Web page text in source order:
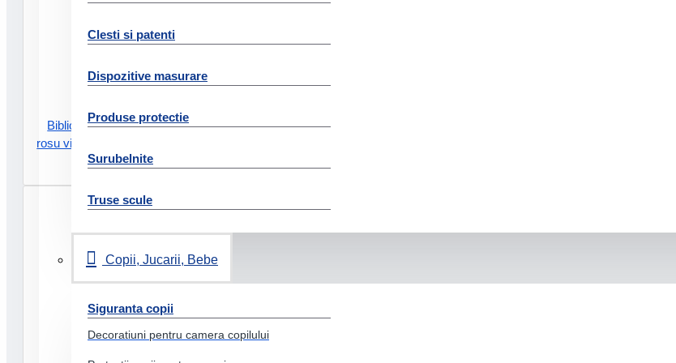
Clesti si patenti
Dispozitive masurare
Produse protectie
Surubelnite
Truse scule
Copii, Jucarii, Bebe
Siguranta copii
Decoratiuni pentru camera copilului
Biblioraft carton reciclat 5 cm
rosu vivida nr1 power fsc esselte
25.44 Lei